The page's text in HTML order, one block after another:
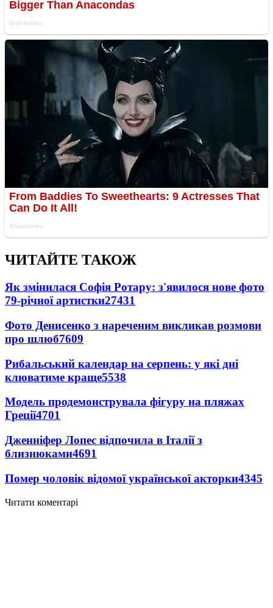
ЧИТАЙТЕ ТАКОЖ
Як змінилася Софія Ротару: з'явилося нове фото
79-річної артистки27431
Фото Денисенко з нареченим викликав розмови
про шлюб7609
Рибальський календар на серпень: у які дні
клюватиме краще5538
Модель продемонструвала фігуру на пляжах
Греції4701
Дженніфер Лопес відпочила в Італії з
близнюками4691
Помер чоловік відомої української акторки4345
Читати коментарі